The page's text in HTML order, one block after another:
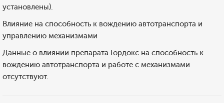
установлены).
Влияние на способность к вождению автотранспорта и
управлению механизмами
Данные о влиянии препарата Гордокс на способность к
вождению автотранспорта и работе с механизмами
отсутствуют.